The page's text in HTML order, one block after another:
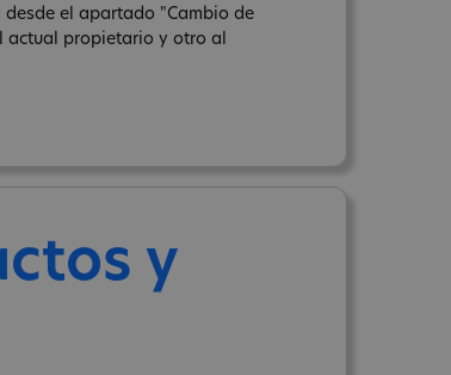
desde el apartado "Cambio de
actual propietario y otro al
y